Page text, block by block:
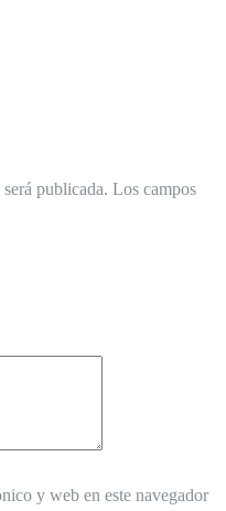
publicada. Los campos
y web en este navegador